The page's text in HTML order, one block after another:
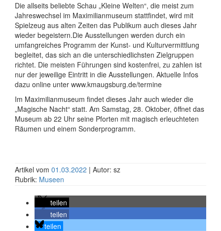
Die allseits beliebte Schau „Kleine Welten“, die meist zum
Jahreswechsel im Maximilianmuseum stattfindet, wird mit
Spielzeug aus alten Zeiten das Publikum auch dieses Jahr
wieder begeistern.Die Ausstellungen werden durch ein
umfangreiches Programm der Kunst- und Kulturvermittlung
begleitet, das sich an die unterschiedlichsten Zielgruppen
richtet. Die meisten Führungen sind kostenfrei, zu zahlen ist
nur der jeweilige Eintritt in die Ausstellungen. Aktuelle Infos
dazu online unter www.kmaugsburg.de/termine
Im Maximilianmuseum findet dieses Jahr auch wieder die
„Magische Nacht“ statt. Am Samstag, 28. Oktober, öffnet das
Museum ab 22 Uhr seine Pforten mit magisch erleuchteten
Räumen und einem Sonderprogramm.
Artikel vom 01.03.2022 | Autor: sz
Rubrik: Museen
teilen
teilen
teilen